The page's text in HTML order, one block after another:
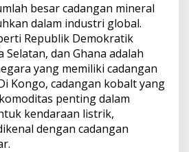
besar cadangan mineral
dalam industri global.
Republik Demokratik
Selatan, dan Ghana adalah
yang memiliki cadangan
Kongo, cadangan kobalt yang
penting dalam
kendaraan listrik,
dengan cadangan